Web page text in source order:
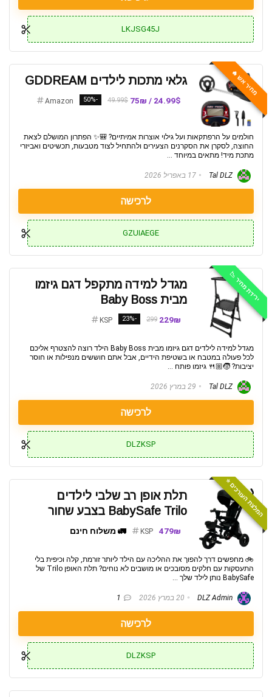
LKJSG45J
מחיר אש 🔥 גלאי מתכות לילדים GDDREAM
24.99$ / 75₪
49.99$
-50%
Amazon
חולמים על הרפתקאות ועל גילוי אוצרות אמיתיים? 🎒✨ הפתרון המושלם לצאת
החוצה, לסקרן את הסקרנים הצעירים ולהתחיל לצוד מטבעות, תכשיטים ואביזרי
מתכת מיד! מתאים במיוחד ...
Tal DLZ 17 באפריל 2026
לרכישה
GZUIAEGE
ירידת מחיר 📉
מגדל למידה מתקפל דגם גיזמו
מבית Baby Boss
229₪
299
-23%
KSP
מגדל למידה לילדים דגם גיזמו מבית Baby Boss הילד רוצה להצטרף אליכם
לכל פעולה במטבח או בשטיפת הידיים, אבל אתם חוששים מנפילות או חוסר
יציבות? 🧒🏼🍴 גיזמו פותח ...
Tal DLZ 29 במרץ 2026
לרכישה
DLZKSP
המלצת העורכים ⭐️
תלת אופן רב שלבי לילדים
BabySafe Trilo בצבע שחור
479₪
KSP 🚛 משלוח חינם
🚲 מחפשים דרך להפוך את ההליכה עם הילד ליותר זורמת, קלה וכיפית בלי
התעסקות עם חלקים מסובכים או מושבים לא נוחים? תלת האופן Trilo של
BabySafe נותן לילד שלך ...
20 במרץ 2026 1
לרכישה
DLZKSP